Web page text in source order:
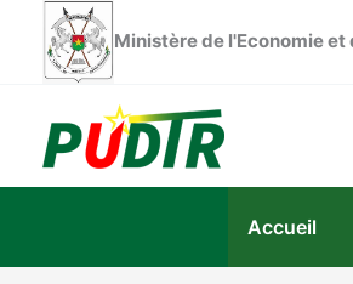
contenu
Ministère de l'Economie et
Accueil